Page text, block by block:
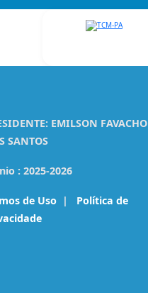
EMILSON FAVACHO
SANTOS
: 2025-2026
de Uso |
Política de